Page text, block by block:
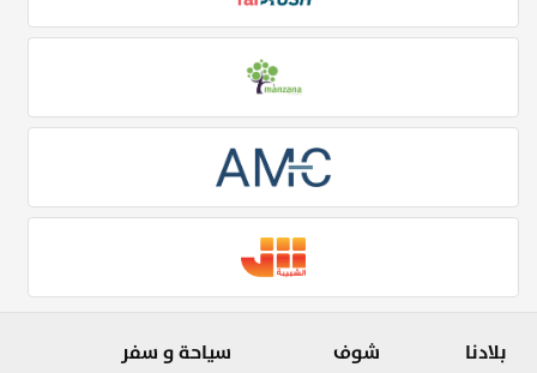
بلادنا شوف سياحة و سفر